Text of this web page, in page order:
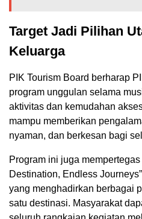
Target Jadi Pilihan
Keluarga
PIK Tourism Board berharap
program unggulan selama
aktivitas dan kemudahan
mampu memberikan
nyaman, dan berkesan bagi
Program ini juga
Destination, Endless
yang menghadirkan berbagai
satu destinasi. Masyarakat